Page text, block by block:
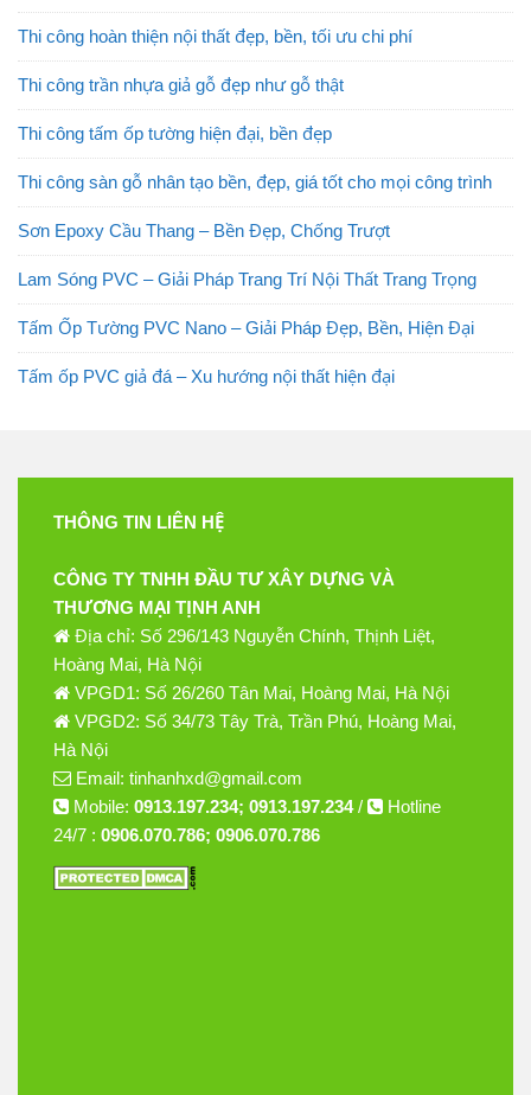
Thi công hoàn thiện nội thất đẹp, bền, tối ưu chi phí
Thi công trần nhựa giả gỗ đẹp như gỗ thật
Thi công tấm ốp tường hiện đại, bền đẹp
Thi công sàn gỗ nhân tạo bền, đẹp, giá tốt cho mọi công trình
Sơn Epoxy Cầu Thang – Bền Đẹp, Chống Trượt
Lam Sóng PVC – Giải Pháp Trang Trí Nội Thất Trang Trọng
Tấm Ốp Tường PVC Nano – Giải Pháp Đẹp, Bền, Hiện Đại
Tấm ốp PVC giả đá – Xu hướng nội thất hiện đại
THÔNG TIN LIÊN HỆ
CÔNG TY TNHH ĐẦU TƯ XÂY DỰNG VÀ
THƯƠNG MẠI TỊNH ANH
Địa chỉ: Số 296/143 Nguyễn Chính, Thịnh Liệt,
Hoàng Mai, Hà Nội
VPGD1: Số 26/260 Tân Mai, Hoàng Mai, Hà Nội
VPGD2: Số 34/73 Tây Trà, Trần Phú, Hoàng Mai,
Hà Nội
Email: tinhanhxd@gmail.com
Mobile: 0913.197.234; 0913.197.234/
Hotline
24/7 : 0906.070.786; 0906.070.786